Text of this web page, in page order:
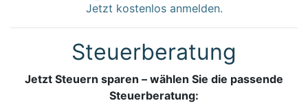
Jetzt kostenlos anmelden.
Steuerberatung
Jetzt Steuern sparen – wählen Sie die passende
Steuerberatung: